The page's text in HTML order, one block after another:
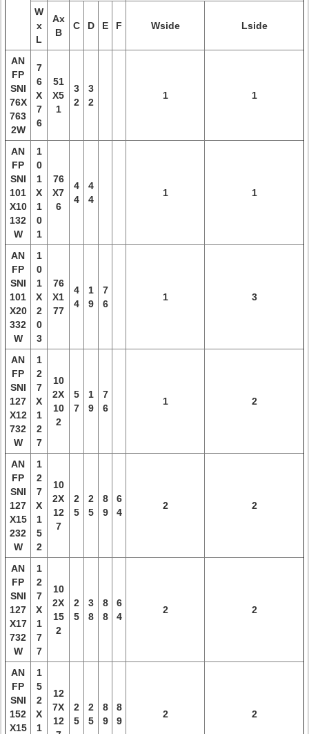
W
x
L
Ax
B
C D E F Wside Lside
AN
FP
SNI
76X
763
2W
7
6
X
7
6
51
X5
1
3
2
3
2
1 1
AN
FP
SNI
101
X10
132
W
1
0
1
X
1
0
1
76
X7
6
4
4
4
4
1 1
AN
FP
SNI
101
X20
332
W
1
0
1
X
2
0
3
76
X1
77
4
4
1
9
7
6
1 3
AN
FP
SNI
127
X12
732
W
1
2
7
X
1
2
7
10
2X
10
2
5
7
1
9
7
6
1 2
AN
FP
SNI
127
X15
232
W
1
2
7
X
1
5
2
10
2X
12
7
2
5
2
5
8
9
6
4
2 2
AN
FP
SNI
127
X17
732
W
1
2
7
X
1
7
7
10
2X
15
2
2
5
3
8
8
8
6
4
2 2
AN
FP
SNI
152
X15
1
5
2
X
1
12
7X
12
2
5
2
5
8
9
8
9
2 2